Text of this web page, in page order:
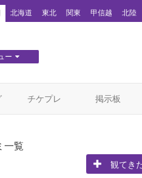
北海道 東北 関東 甲信越 北陸
ー
チケプレ 掲示板
一覧
観てき